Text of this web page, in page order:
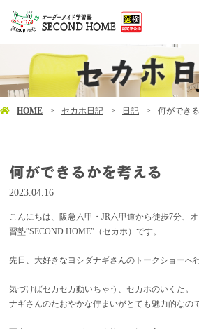
HOME セカホ日記 日記 何ができ
何ができるかを考える
2023.04.16
こんにちは、阪急六甲・JR六甲道から徒歩7分、
習塾”SECOND HOME”（セカホ）です。
先日、大好きなヨシダナギさんのトークショーへ
気づけばセカセカ動いちゃう、セカホのいくた。
ナギさんのたおやかな佇まいがとても魅力的なので